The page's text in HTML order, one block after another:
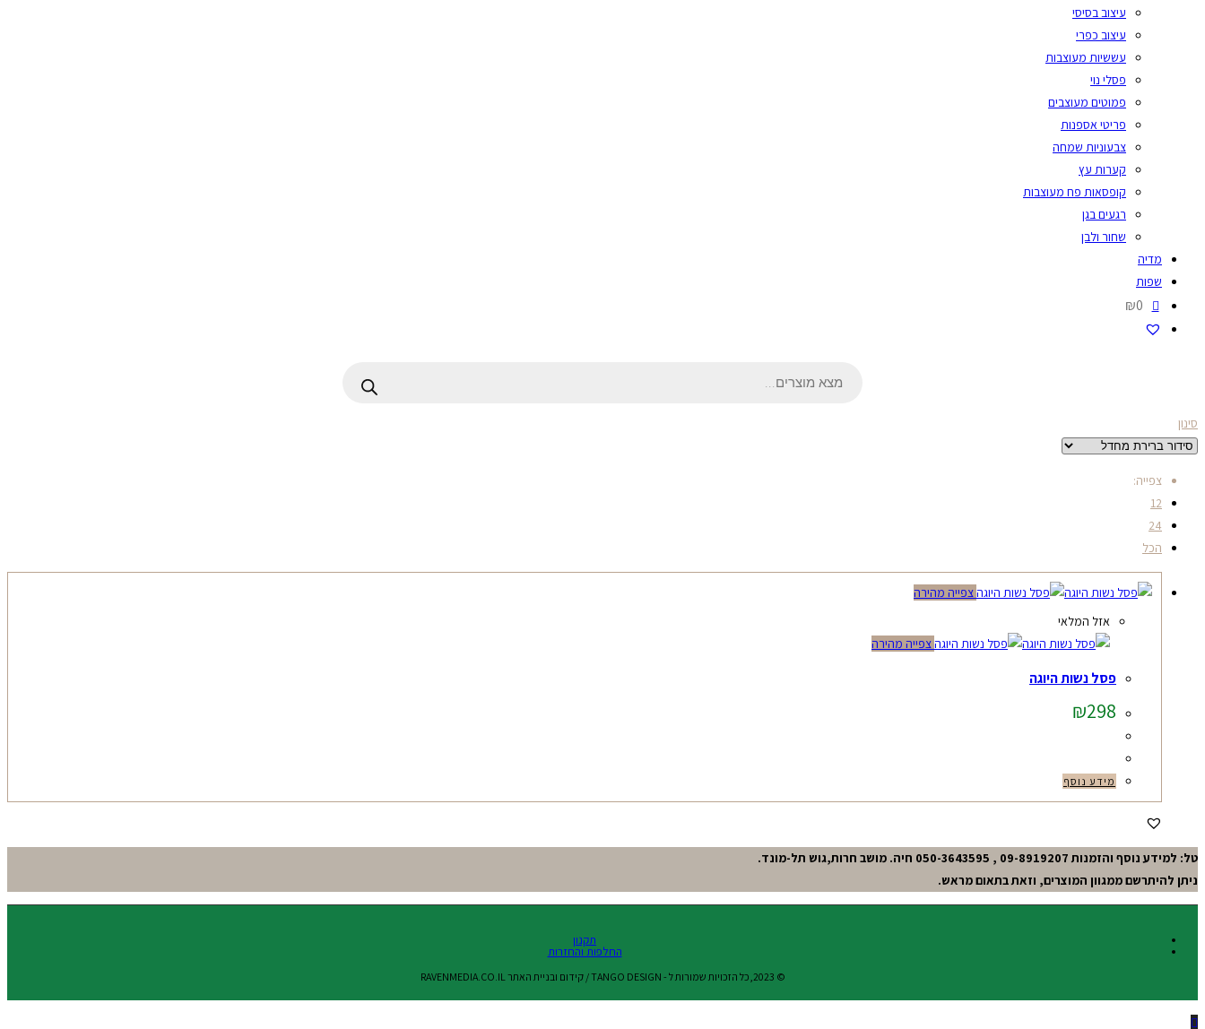
עיצוב בסיסי
עיצוב כפרי
עששיות מעוצבות
פסלי נוי
פמוטים מעוצבים
פריטי אספנות
צבעוניות שמחה
קערות עץ
קופסאות פח מעוצבות
רגעים בגן
שחור ולבן
מדיה
שפות
₪0
search
סינון
צפייה:
12
24
הכל
צפייה מהירה
אזל המלאי
צפייה מהירה
פסל נשות היוגה
₪298
מידע נוסף
טל: למידע נוסף והזמנות 09-8919207 , 050-3643595 חיה. מושב חרות,גוש תל-מונד.
ניתן להיתרשם ממגוון המוצרים, וזאת בתאום מראש.
תקנון
החלפות והחזרות
© 2023,כל הזכויות שמורות ל - TANGO DESIGN / קידום ובניית האתר RAVENMEDIA.CO.IL